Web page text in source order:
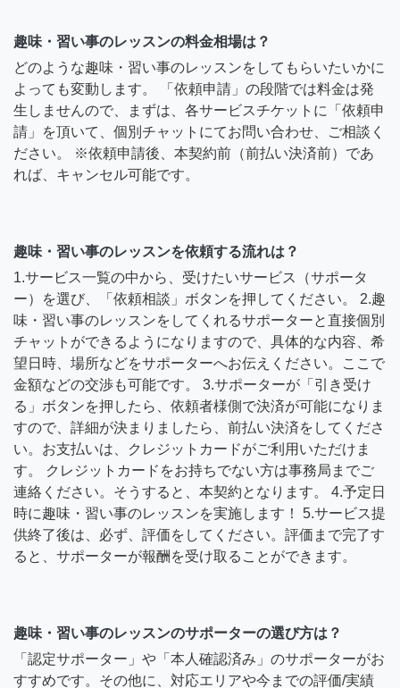
趣味・習い事のレッスンの料金相場は？
どのような趣味・習い事のレッスンをしてもらいたいかに
よっても変動します。 「依頼申請」の段階では料金は発
生しませんので、まずは、各サービスチケットに「依頼申
請」を頂いて、個別チャットにてお問い合わせ、ご相談く
ださい。 ※依頼申請後、本契約前（前払い決済前）であ
れば、キャンセル可能です。
趣味・習い事のレッスンを依頼する流れは？
1.サービス一覧の中から、受けたいサービス（サポータ
ー）を選び、「依頼相談」ボタンを押してください。 2.趣
味・習い事のレッスンをしてくれるサポーターと直接個別
チャットができるようになりますので、具体的な内容、希
望日時、場所などをサポーターへお伝えください。ここで
金額などの交渉も可能です。 3.サポーターが「引き受け
る」ボタンを押したら、依頼者様側で決済が可能になりま
すので、詳細が決まりましたら、前払い決済をしてくださ
い。お支払いは、クレジットカードがご利用いただけま
す。 クレジットカードをお持ちでない方は事務局までご
連絡ください。そうすると、本契約となります。 4.予定日
時に趣味・習い事のレッスンを実施します！ 5.サービス提
供終了後は、必ず、評価をしてください。評価まで完了す
ると、サポーターが報酬を受け取ることができます。
趣味・習い事のレッスンのサポーターの選び方は？
「認定サポーター」や「本人確認済み」のサポーターがお
すすめです。その他に、対応エリアや今までの評価/実績